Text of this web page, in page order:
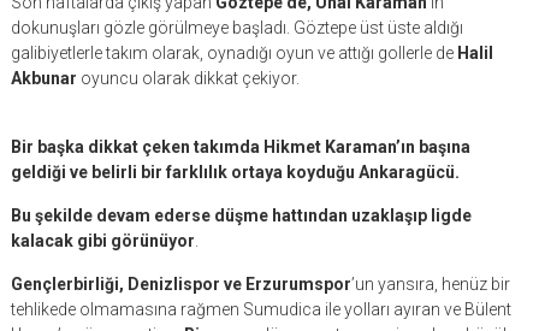
dokunuşları gözle görülmeye başladı. Göztepe üst üste aldığı
galibiyetlerle takım olarak, oynadığı oyun ve attığı gollerle de Halil
Akbunar oyuncu olarak dikkat çekiyor.
Bir başka dikkat çeken takımda Hikmet Karaman’ın başına
geldiği ve belirli bir farklılık ortaya koyduğu Ankaragücü.
Bu şekilde devam ederse düşme hattından uzaklaşıp ligde
kalacak gibi görünüyor
Gençlerbirliği, Denizlispor ve Erzurumspor’un yansıra, henüz bir
tehlikede olmamasına rağmen Sumudica ile yolları ayıran ve Bülent